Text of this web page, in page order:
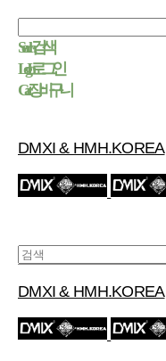
Search검색
Log In로그인
Cart장바구니
DMXI & HMH.KOREA
DMXI & HMH.KOREA